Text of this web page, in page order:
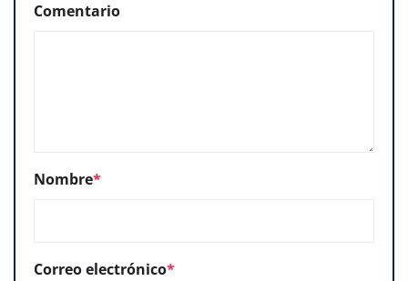
Comentario
Nombre*
Correo electrónico*